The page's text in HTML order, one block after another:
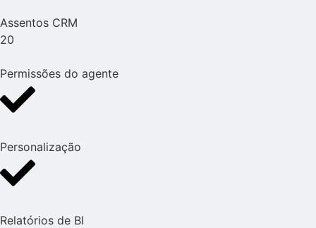
Assentos CRM
20
Permissões do agente
Personalização
Relatórios de BI